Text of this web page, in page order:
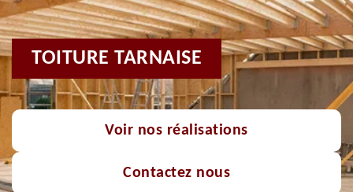
TOITURE TARNAISE
Voir nos réalisations
Contactez nous